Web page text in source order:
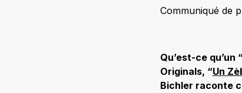
Communiqué de
Qu’est-ce
Originals, “Un
Bichler raconte